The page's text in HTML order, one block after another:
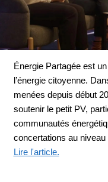
Énergie Partagée est
l’énergie citoyenne.
menées depuis début
soutenir le petit PV,
communautés
concertations au niveau
Lire l'article.